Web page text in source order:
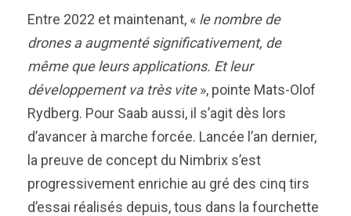
Entre 2022 et maintenant, « le nombre de
drones a augmenté significativement, de
même que leurs applications. Et leur
développement va très vite», pointe Mats-Olof
Rydberg. Pour Saab aussi, il s’agit dès lors
d’avancer à marche forcée. Lancée l’an dernier,
la preuve de concept du Nimbrix s’est
progressivement enrichie au gré des cinq tirs
d’essai réalisés depuis, tous dans la fourchette